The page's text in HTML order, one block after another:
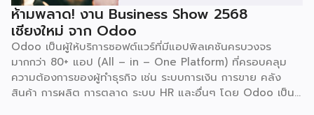
ห้ามพลาด! งาน Business Show 2568
เชียงใหม่ จาก Odoo
Odoo เป็นผู้ให้บริการซอฟต์แวร์ที่มีแอปพิลเคชันครบวงจร
มากกว่า 80+ แอป (All – in – One Platform) ที่ครอบคลุม
ความต้องการของผู้ทำธุรกิจ เช่น ระบบการเงิน การขาย คลัง
สินค้า การผลิต การตลาด ระบบ HR และอื่นๆ โดย Odoo เป็นผู้